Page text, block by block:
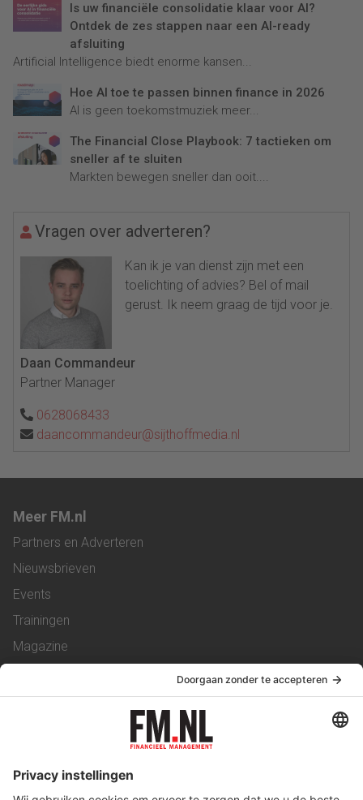
Is uw financiële consolidatie klaar voor AI?
Ontdek de zes stappen naar een AI-ready
afsluiting
Artificial Intelligence biedt enorme kansen...
Hoe AI toe te passen binnen finance in 2026
AI is geen toekomstmuziek meer...
The Financial Close Playbook: 7 tactieken om
sneller af te sluiten
Markten bewegen sneller dan ooit....
Vragen over adverteren?
Kan ik je van dienst zijn met een
toelichting of advies? Bel of mail
gerust. Ik neem graag de tijd voor je.
Daan Commandeur
Partner Manager
0628068433
daancommandeur@sijthoffmedia.nl
Meer FM.nl
Partners en Adverteren
Nieuwsbrieven
Events
Trainingen
Magazine
Service & Contact
Werken bij ons